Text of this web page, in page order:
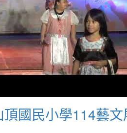
國民小學114藝